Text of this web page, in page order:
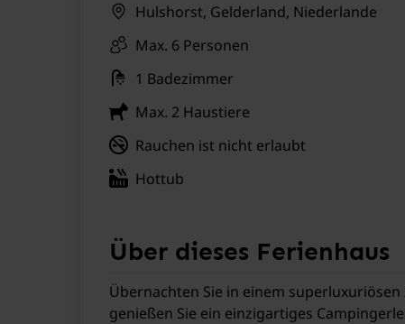
Hulshorst, Gelderland, Niederlande
Max. 6 Personen
1 Badezimmer
Max. 2 Haustiere
Rauchen ist nicht erlaubt
Hottub
Über dieses Ferienhaus
Übernachten Sie in einem
genießen Sie ein einzigartiges